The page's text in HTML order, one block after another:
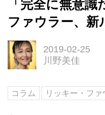
「完全に無意識
ファウラー、新
2019-02-25
川野美佳
コラム リッキー・ファ